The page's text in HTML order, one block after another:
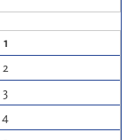
1
2
3
4